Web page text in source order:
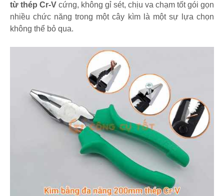
từ thép Cr-V cứng, không gỉ sét, chịu va chạm tốt gói gọn
nhiều chức năng trong một cây kìm là một sự lựa chọn
không thể bỏ qua.